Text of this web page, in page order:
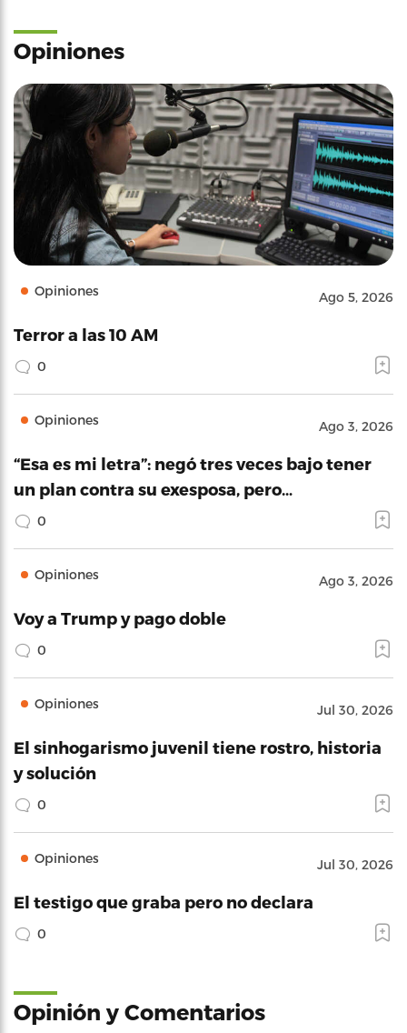
Opiniones
Opiniones Ago 5, 2026
Terror a las 10 AM
0
Opiniones Ago 3, 2026
“Esa es mi letra”: negó tres veces bajo tener
un plan contra su exesposa, pero…
0
Opiniones Ago 3, 2026
Voy a Trump y pago doble
0
Opiniones Jul 30, 2026
El sinhogarismo juvenil tiene rostro, historia
y solución
0
Opiniones Jul 30, 2026
El testigo que graba pero no declara
0
Opinión y Comentarios